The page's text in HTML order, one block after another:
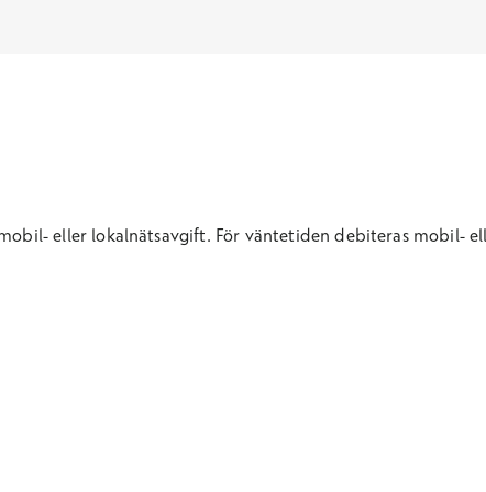
eller lokalnätsavgift. För väntetiden debiteras mobil-